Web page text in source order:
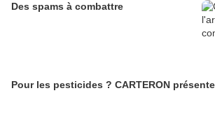
Des spams à combattre
Pour les pesticides ? CARTERON